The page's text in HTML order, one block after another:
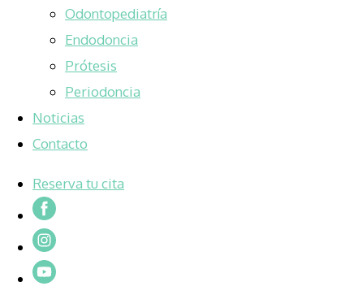
Odontopediatría
Endodoncia
Prótesis
Periodoncia
Noticias
Contacto
Reserva tu cita